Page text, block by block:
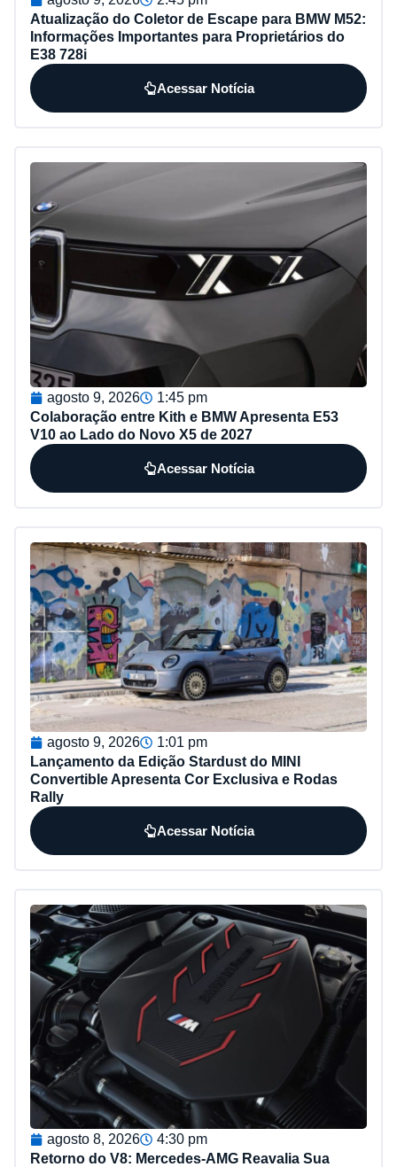
Atualização do Coletor de Escape para BMW M52:
Informações Importantes para Proprietários do
E38 728i
Acessar Notícia
agosto 9, 2026
1:45 pm
Colaboração entre Kith e BMW Apresenta E53
V10 ao Lado do Novo X5 de 2027
Acessar Notícia
agosto 9, 2026
1:01 pm
Lançamento da Edição Stardust do MINI
Convertible Apresenta Cor Exclusiva e Rodas
Rally
Acessar Notícia
agosto 8, 2026
4:30 pm
Retorno do V8: Mercedes-AMG Reavalia Sua